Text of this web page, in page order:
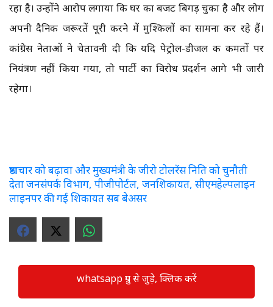
रहा है। उन्होंने आरोप लगाया कि घर का बजट बिगड़ चुका है और लोग
अपनी दैनिक जरूरतें पूरी करने में मुश्किलों का सामना कर रहे हैं।
कांग्रेस नेताओं ने चेतावनी दी कि यदि पेट्रोल-डीजल की कीमतों पर
नियंत्रण नहीं किया गया, तो पार्टी का विरोध प्रदर्शन आगे भी जारी
रहेगा।
भ्रष्टाचार को बढ़ावा और मुख्यमंत्री के जीरो टोलरेंस निति को चुनौती
देता जनसंपर्क विभाग, पीजीपोर्टल, जनशिकायत, सीएमहेल्पलाइन
लाइनपर की गई शिकायत सब बेअसर
whatsapp ग्रुप से जुड़े, क्लिक करें